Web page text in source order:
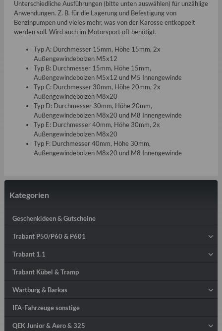
Unterschiedliche Ausführungen (bitte unten auswählen) für unzählige
Anwendungen. Z. B. für die Lagerung und Befestigung von
Benzinpumpen und vieles mehr, was von der Karosse entkoppelt
werden soll. Wird auch im Motorsport oft benötigt.
Typ A: Durchmesser 15mm, Höhe 15mm, 2x
Außengewindebolzen M5x12
Typ B: Durchmesser 15mm, Höhe 15mm,
Außengewindebolzen M5x12 und M5 Innengewinde
Typ C: Durchmesser 30mm, Höhe 20mm, 2x
Außengewindebolzen M8x20
Typ D: Durchmesser 30mm, Höhe 20mm,
Außengewindebolzen M8x20 und M8 Innengewinde
Typ E: Durchmesser 40mm, Höhe 30mm, 2x
Außengewindebolzen M8x20
Typ F: Durchmesser 40mm, Höhe 30mm,
Außengewindebolzen M8x20 und M8 Innengewinde
Kategorien
Geschenkideen & Gutscheine
Trabant P50/P60 & P601
Trabant 1.1
Trabant Kübel & Tramp
Wartburg & Barkas
IFA-Fahrzeuge sonstige
QEK Junior & Aero & 325